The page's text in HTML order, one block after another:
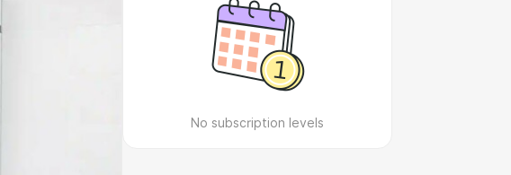
No subscription levels